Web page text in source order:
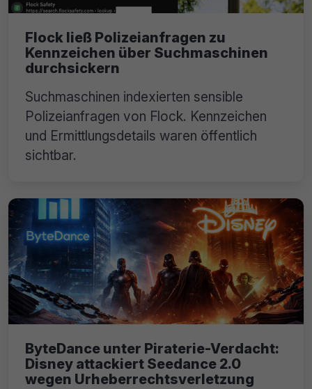
Flock ließ Polizeianfragen zu
Kennzeichen über Suchmaschinen
durchsickern
Suchmaschinen indexierten sensible
Polizeianfragen von Flock. Kennzeichen
und Ermittlungsdetails waren öffentlich
sichtbar.
ByteDance unter Piraterie-Verdacht:
Disney attackiert Seedance 2.0
wegen Urheberrechtsverletzung